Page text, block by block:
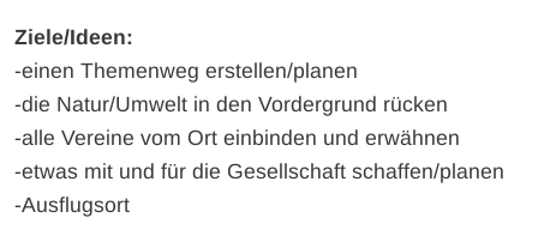
Ziele/Ideen:
-einen Themenweg erstellen/planen
-die Natur/Umwelt in den Vordergrund rücken
-alle Vereine vom Ort einbinden und erwähnen
-etwas mit und für die Gesellschaft schaffen/planen
-Ausflugsort